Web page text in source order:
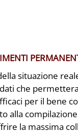
situazione
che
per il bene
alla
la massima